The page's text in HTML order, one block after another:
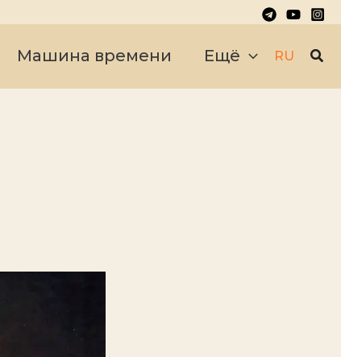
Машина времени Ещё RU